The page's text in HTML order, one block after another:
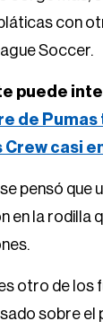
con
Soccer.
puede
de
Crew casi
se pensó que
en la rodilla
otro de los
sobre el